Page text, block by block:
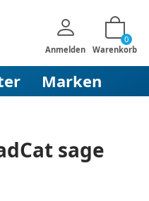
Anmelden Warenkorb
0
Marken
sage